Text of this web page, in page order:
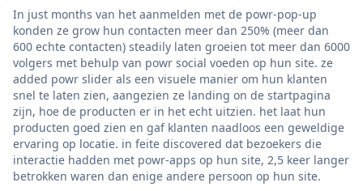
In just months van het aanmelden met de powr-pop-up
konden ze grow hun contacten meer dan 250% (meer dan
600 echte contacten) steadily laten groeien tot meer dan 6000
volgers met behulp van powr social voeden op hun site. ze
added powr slider als een visuele manier om hun klanten
snel te laten zien, aangezien ze landing on de startpagina
zijn, hoe de producten er in het echt uitzien. het laat hun
producten goed zien en gaf klanten naadloos een geweldige
ervaring op locatie. in feite discovered dat bezoekers die
interactie hadden met powr-apps op hun site, 2,5 keer langer
betrokken waren dan enige andere persoon op hun site.